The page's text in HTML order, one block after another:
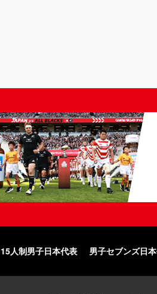
15人制男子日本代表 男子セブンズ日